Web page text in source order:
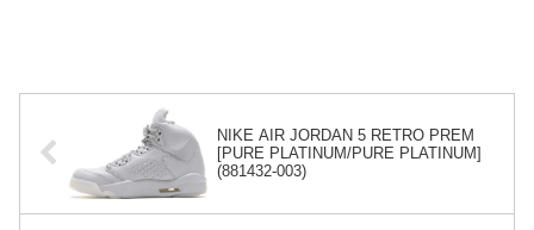
NIKE AIR JORDAN 5 RETRO PREM
[PURE PLATINUM/PURE PLATINUM]
(881432-003)